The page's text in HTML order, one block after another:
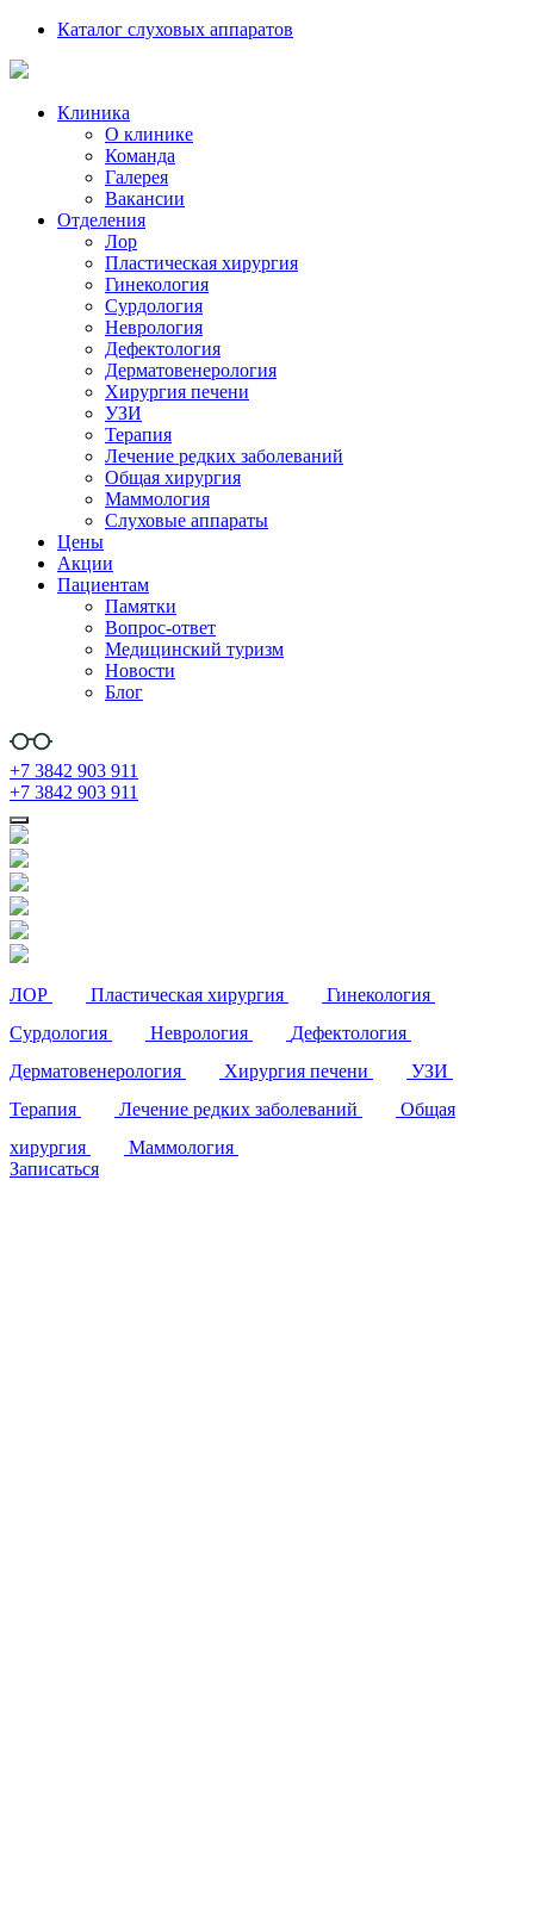
Каталог слуховых аппаратов
Клиника
О клинике
Команда
Галерея
Вакансии
Отделения
Лор
Пластическая хирургия
Гинекология
Сурдология
Неврология
Дефектология
Дерматовенерология
Хирургия печени
УЗИ
Терапия
Лечение редких заболеваний
Общая хирургия
Маммология
Слуховые аппараты
Цены
Акции
Пациентам
Памятки
Вопрос-ответ
Медицинский туризм
Новости
Блог
+7 3842 903 911
+7 3842 903 911
ЛОР Пластическая хирургия
Гинекология
Сурдология
Неврология
Дефектология
Дерматовенерология
Хирургия печени
УЗИ
Терапия
Лечение редких заболеваний
Общая
хирургия
Маммология
Записаться